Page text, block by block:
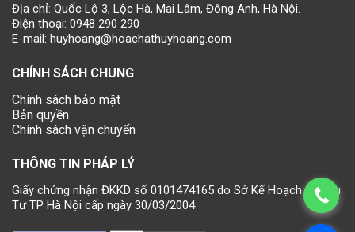
Địa chỉ: Quốc Lộ 3, Lộc Hà, Mai Lâm, Đông Anh, Hà Nội.
Điện thoại: 0948 290 290
E-mail: huyhoang@hoachathuyhoang.com
CHÍNH SÁCH CHUNG
Chính sách bảo mật
Bản quyền
Chính sách vận chuyển
THÔNG TIN PHÁP LÝ
Giấy chứng nhận ĐKKD số 0101474165 do Sở Kế Hoạch và Đầu
Tư TP Hà Nội cấp ngày 30/03/2004